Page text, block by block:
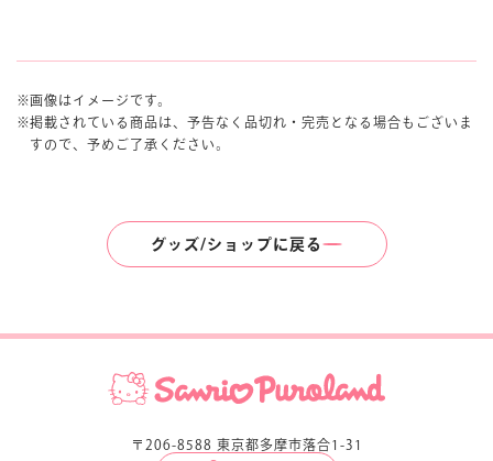
画像はイメージです。
掲載されている商品は、予告なく品切れ・完売となる場合もございま
すので、予めご了承ください。
グッズ/ショップに戻る
〒206-8588 東京都多摩市落合1-31